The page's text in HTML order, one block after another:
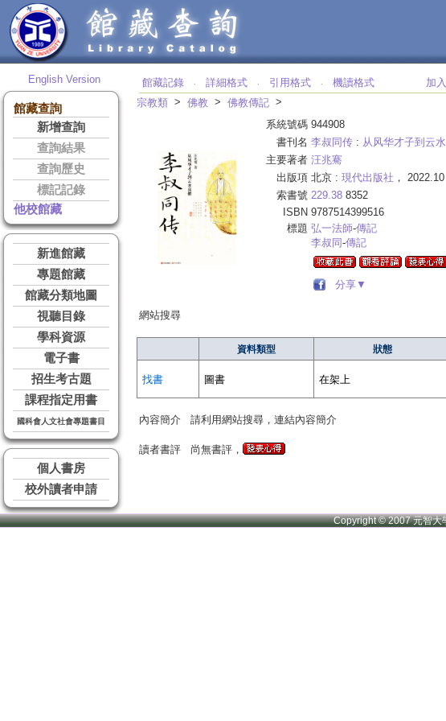
English Version
館藏查詢
新增查詢
查詢結果
查詢歷史
標記記錄
他校館藏
新進館藏
專題館藏
館藏分類地圖
視聽目錄
學科資源
電子書
招生考古題
課程指定用書
國科會人文社會專題書目
個人書房
校外讀者申請
館藏記錄 ‧ 詳細格式 ‧ 引用格式 ‧ 機讀格式 加
宗教類 > 佛教 > 佛教傳記 >
系統號碼 944908
書刊名 李叔同传 : 从风华才子到云
主要著者 汪兆騫
出版項 北京 : 現代出版社 ， 2022.10
索書號 229.38 8352
ISBN 9787514399516
標題 弘一法師-傳記
李叔同-傳記
分享▼
網站搜尋
資料類型 狀態
找書 圖書 在架上
內容簡介 請利用網站搜尋，連結內容簡介
讀者書評 尚無書評，
Copyright © 2007 元智大